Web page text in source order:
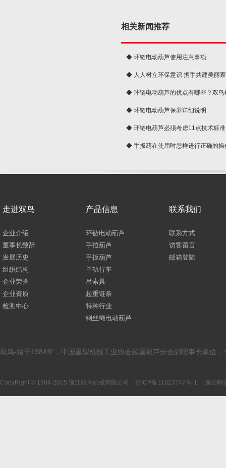
相关新闻推荐
◆ 环链电动葫芦使用注意事项
◆ 人人树立环保意识 携手共建美丽
球◆ 环链电动葫芦的优点有哪些？双鸟
◆ 环链电动葫芦保养详细说明
◆ 环链电葫芦必须考虑11点技术标准
◆ 手扳葫在使用时怎样进行正确的操
走进双鸟
企业介绍
董事长致辞
发展历史
组织结构
企业荣誉
企业资质
检测中心
产品信息
环链电动葫芦
手拉葫芦
手扳葫芦
单轨行车
吊索具
起重链条
特种行业
钢丝绳电动葫芦
联系我们
联系方式
访客留言
邮箱登陆
双鸟-始于1984年，中国重型机械工业协会起重葫芦分会副理事长单位
CopyRight © 1984-2025 浙江双鸟机械有限公司 浙ICP备11023747号-1 浙公网